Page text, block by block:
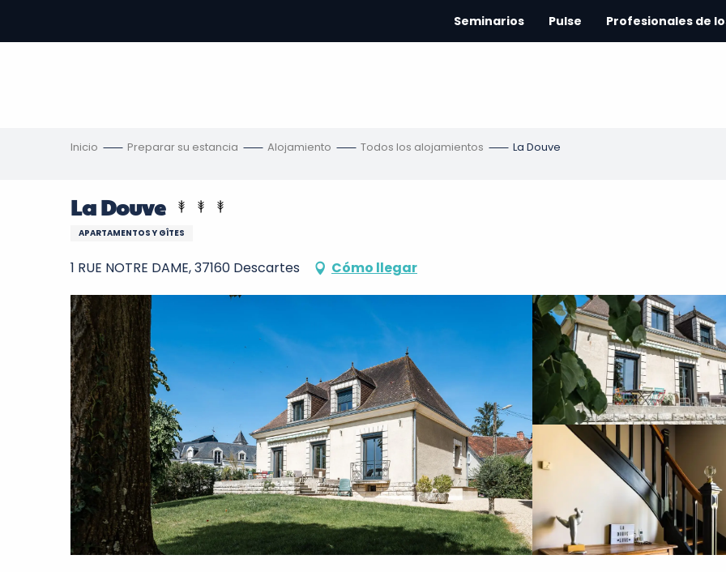
contenu
Seminarios Pulse Profesionales de
Inicio Preparar su estancia Alojamiento Todos los alojamientos La Douve
La Douve
APARTAMENTOS Y GÎTES
1 RUE NOTRE DAME, 37160 Descartes Cómo llegar